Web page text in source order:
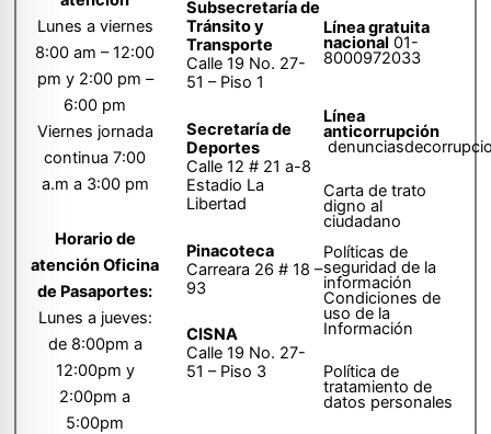
Lunes a viernes
8:00 am – 12:00
pm y 2:00 pm –
6:00 pm
Viernes jornada
continua 7:00
a.m a 3:00 pm
Horario de
atención Oficina
de Pasaportes:
Lunes a jueves:
de 8:00pm a
12:00pm y
2:00pm a
5:00pm
Subsecretaría de
Tránsito y
Transporte
Calle 19 No. 27-
51 – Piso 1
Secretaría de
Deportes
Calle 12 # 21 a-8
Estadio La
Libertad
Pinacoteca
Carreara 26 # 18 –
93
CISNA
Calle 19 No. 27-
51 – Piso 3
Línea gratuita
nacional 01-
8000972033
Línea
anticorrupción
Carta de trato
digno al
ciudadano
Políticas de
seguridad de la
información
Condiciones de
uso de la
Información
Política de
tratamiento de
datos personales